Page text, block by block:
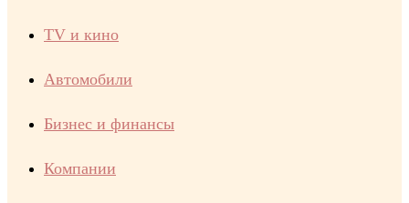
TV и кино
Автомобили
Бизнес и финансы
Компании